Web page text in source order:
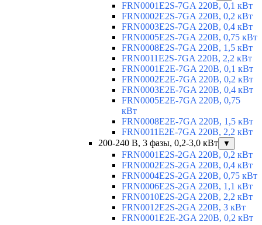
FRN0001E2S-7GA 220В, 0,1 кВт
FRN0002E2S-7GA 220В, 0,2 кВт
FRN0003E2S-7GA 220В, 0,4 кВт
FRN0005E2S-7GA 220В, 0,75 кВт
FRN0008E2S-7GA 220В, 1,5 кВт
FRN0011E2S-7GA 220В, 2,2 кВт
FRN0001E2E-7GA 220В, 0,1 кВт
FRN0002E2E-7GA 220В, 0,2 кВт
FRN0003E2E-7GA 220В, 0,4 кВт
FRN0005E2E-7GA 220В, 0,75
кВт
FRN0008E2E-7GA 220В, 1,5 кВт
FRN0011E2E-7GA 220В, 2,2 кВт
200-240 В, 3 фазы, 0,2-3,0 кВт
▼
FRN0001E2S-2GA 220В, 0,2 кВт
FRN0002E2S-2GA 220В, 0,4 кВт
FRN0004E2S-2GA 220В, 0,75 кВт
FRN0006E2S-2GA 220В, 1,1 кВт
FRN0010E2S-2GA 220В, 2,2 кВт
FRN0012E2S-2GA 220В, 3 кВт
FRN0001E2E-2GA 220В, 0,2 кВт